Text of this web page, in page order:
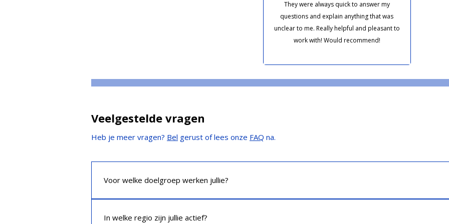
They were always quick to answer my
questions and explain anything that was
unclear to me. Really helpful and pleasant to
work with! Would recommend!
Veelgestelde vragen
Heb je meer vragen? Bel gerust of lees onze FAQ na.
Voor welke doelgroep werken jullie?
nodig hebt bij je belastingaangifte: wij sluiten aan op wat jij nodig hebt.
In welke regio zijn jullie actief?